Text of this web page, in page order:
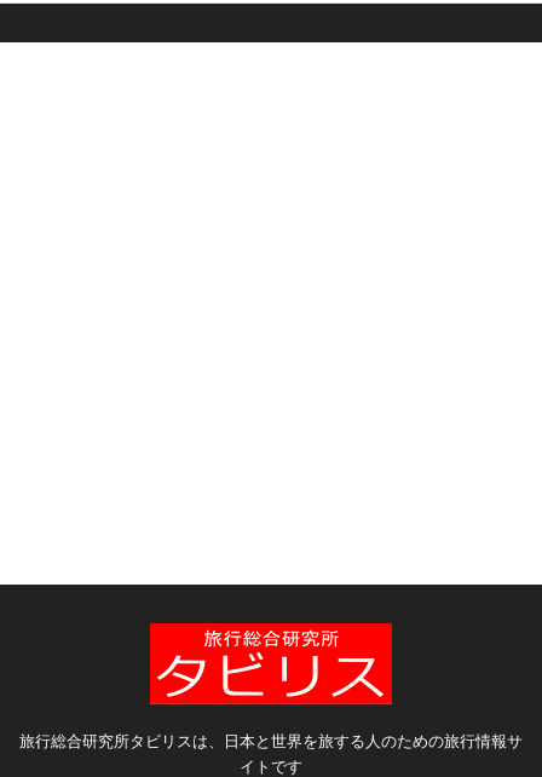
旅行総合研究所タビリスは、日本と世界を旅する人のための旅行情報サ
イトです